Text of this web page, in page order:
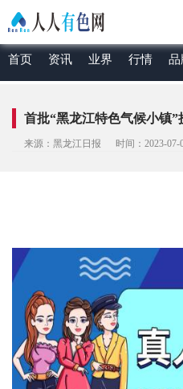
首页 资讯 业界 行情 品
首批“黑龙江特色气候小镇”
来源：黑龙江日报 时间：2023-07-